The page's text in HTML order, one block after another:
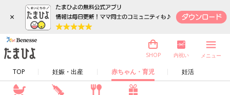
×
TOP 妊娠・出産 赤ちゃん・育児 妊活
SHOP 内祝い メニュー